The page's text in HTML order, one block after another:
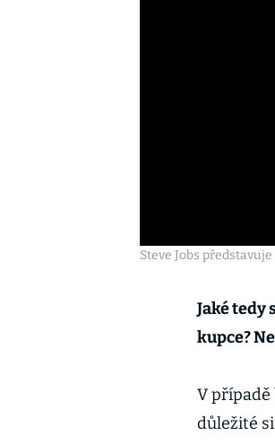
Steve Jobs
Jaké tedy
kupce?
V případě
důležité